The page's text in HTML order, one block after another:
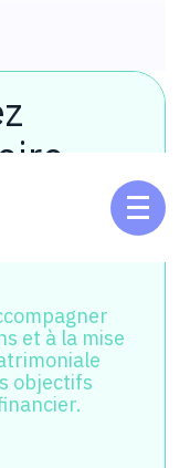
et à la mise
objectifs